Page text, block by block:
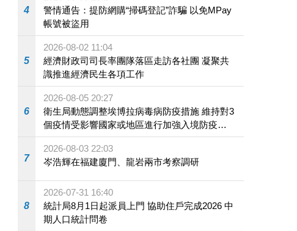
4
警情通告：提防網購“掃碼登記”詐騙 以免MPay
帳號被盜用
5
2026-08-02 11:04
經濟財政司司長率團隊落區走訪各社團 凝聚共
識推進經濟民生各項工作
6
2026-08-05 20:27
衛生局動態調整埃博拉病毒病防疫措施 維持對3
個疫情受影響國家或地區進行加強入境防疫措
施
7
2026-08-03 22:03
岑浩輝在福建廈門、龍岩兩市考察調研
8
2026-07-31 16:40
統計局8月1日起派員上門 協助住戶完成2026 中
期人口統計問卷